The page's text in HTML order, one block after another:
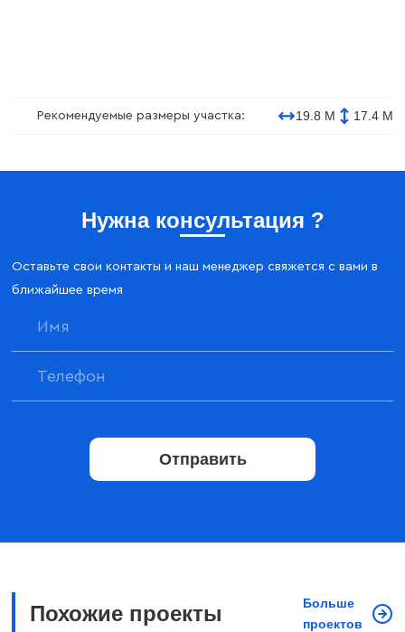
Рекомендуемые размеры участка: 19.8 М 17.4 М
Нужна консультация ?
Оставьте свои контакты и наш менеджер свяжется с вами в
ближайшее время
Отправить
Похожие проекты
Больше
проектов